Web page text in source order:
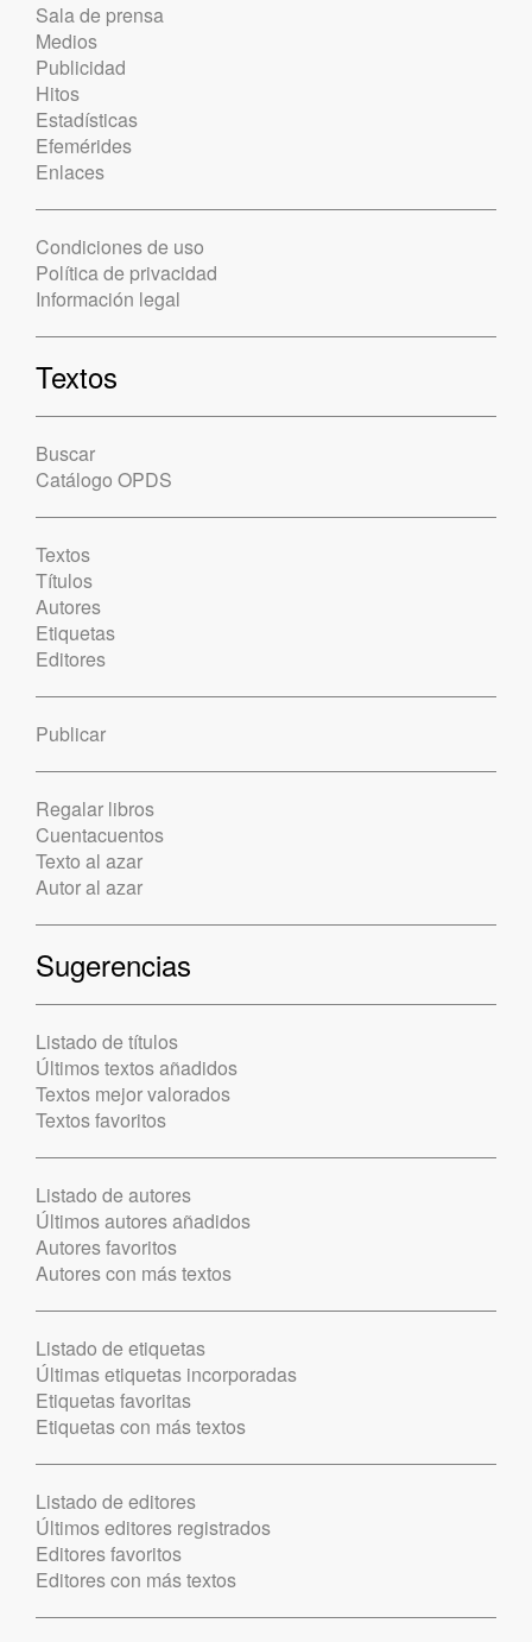
Sala de prensa
Medios
Publicidad
Hitos
Estadísticas
Efemérides
Enlaces
Condiciones de uso
Política de privacidad
Información legal
Textos
Buscar
Catálogo OPDS
Textos
Títulos
Autores
Etiquetas
Editores
Publicar
Regalar libros
Cuentacuentos
Texto al azar
Autor al azar
Sugerencias
Listado de títulos
Últimos textos añadidos
Textos mejor valorados
Textos favoritos
Listado de autores
Últimos autores añadidos
Autores favoritos
Autores con más textos
Listado de etiquetas
Últimas etiquetas incorporadas
Etiquetas favoritas
Etiquetas con más textos
Listado de editores
Últimos editores registrados
Editores favoritos
Editores con más textos